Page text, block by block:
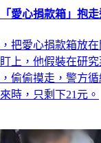
愛心捐款箱」抱走
把愛心捐款箱放
上，他假裝在研究
偷偷摸走，警方
時，只剩下21元。